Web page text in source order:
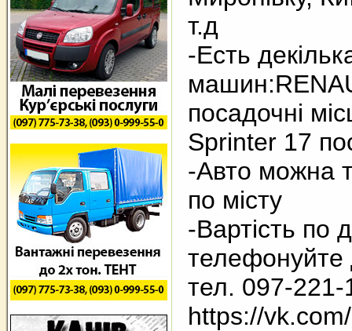
т.д
-Есть
посадочні
Sprinter 17
-Авто можна
по місту
-Вартість по
тел. 097-221-
https://